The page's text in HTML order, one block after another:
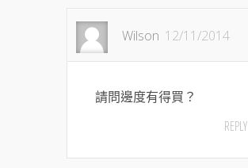
Wilson 12/11/2014
請問邊度有得買？
REPLY